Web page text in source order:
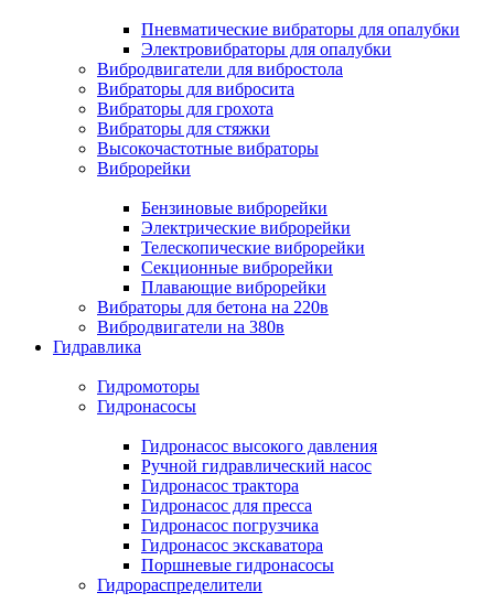
Пневматические вибраторы для опалубки
Электровибраторы для опалубки
Вибродвигатели для вибростола
Вибраторы для вибросита
Вибраторы для грохота
Вибраторы для стяжки
Высокочастотные вибраторы
Виброрейки
Бензиновые виброрейки
Электрические виброрейки
Телескопические виброрейки
Секционные виброрейки
Плавающие виброрейки
Вибраторы для бетона на 220в
Вибродвигатели на 380в
Гидравлика
Гидромоторы
Гидронасосы
Гидронасос высокого давления
Ручной гидравлический насос
Гидронасос трактора
Гидронасос для пресса
Гидронасос погрузчика
Гидронасос экскаватора
Поршневые гидронасосы
Гидрораспределители